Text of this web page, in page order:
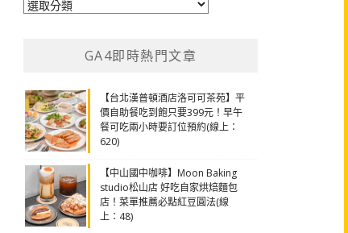
分
GA4即時熱門文章
【台北漢普頓酒店洛可可茶苑】平
價自助餐吃到飽只要399元！早午
餐可吃兩小時要訂位預約(線上：
620)
【中山國中咖啡】Moon Baking
studio松山店 好吃自家烘焙麵包
店！菜單推薦必點紅豆圓法(線
上：48)